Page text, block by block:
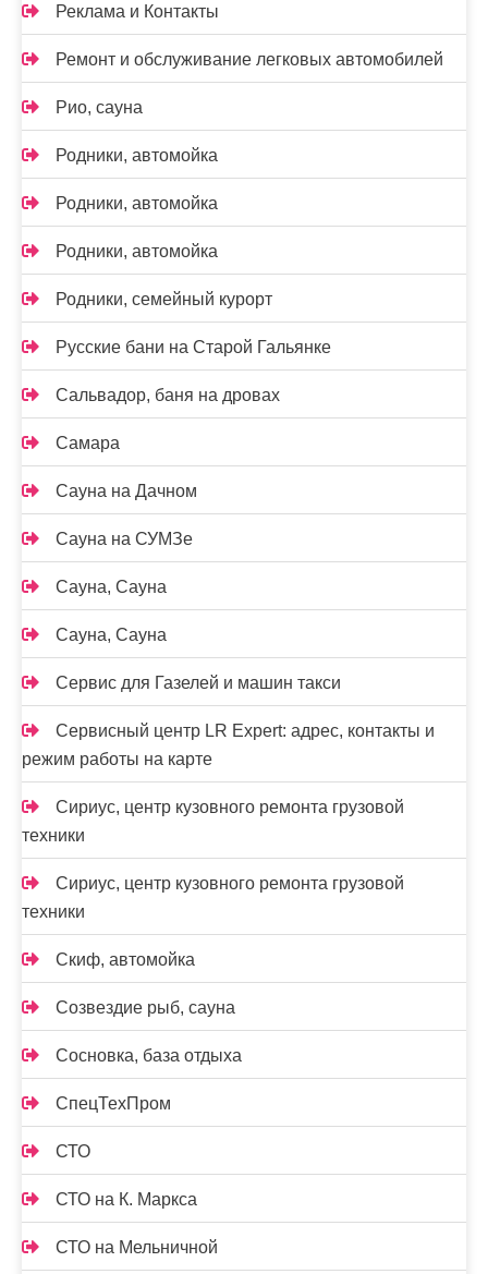
Реклама и Контакты
Ремонт и обслуживание легковых автомобилей
Рио, сауна
Родники, автомойка
Родники, автомойка
Родники, автомойка
Родники, семейный курорт
Русские бани на Старой Гальянке
Сальвадор, баня на дровах
Самара
Сауна на Дачном
Сауна на СУМЗе
Сауна, Сауна
Сауна, Сауна
Сервис для Газелей и машин такси
Сервисный центр LR Expert: адрес, контакты и
режим работы на карте
Сириус, центр кузовного ремонта грузовой
техники
Сириус, центр кузовного ремонта грузовой
техники
Скиф, автомойка
Созвездие рыб, сауна
Сосновка, база отдыха
СпецТехПром
СТО
СТО на К. Маркса
СТО на Мельничной